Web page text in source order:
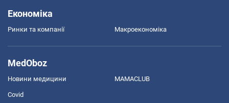
Економіка
Ринки та компанії Макроекономіка
MedOboz
Новини медицини MAMACLUB
Covid